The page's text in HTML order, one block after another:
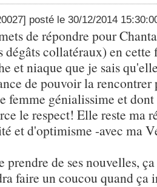
posté le 30/12/2014
de répondre pour
dégâts collatéraux) en
et niaque que je sais
de pouvoir la rencontrer
femme génialissime et
le respect! Elle reste ma
et d'optimisme -avec ma
prendre de ses nouvelles,
faire un coucou quand ça